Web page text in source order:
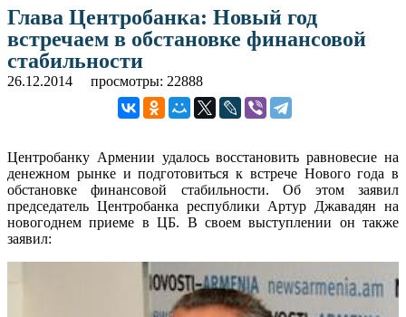
Глава Центробанка: Новый год
встречаем в обстановке финансовой
стабильности
26.12.2014 просмотры: 22888
Центробанку Армении удалось восстановить равновесие на
денежном рынке и подготовиться к встрече Нового года в
обстановке финансовой стабильности. Об этом заявил
председатель Центробанка республики Артур Джавадян на
новогоднем приеме в ЦБ. В своем выступлении он также
заявил: